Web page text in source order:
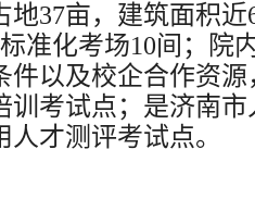
地37亩，建筑面积
准化考场10间；院
件以及校企合作资
训考试点；是济南
才测评考试点。